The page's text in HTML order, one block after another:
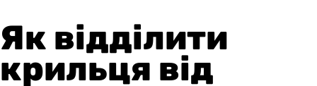
Як відділити
крильця від